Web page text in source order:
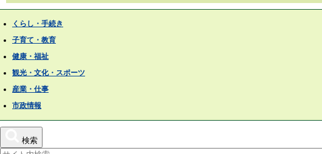
くらし・手続き
子育て・教育
健康・福祉
観光・文化・スポーツ
産業・仕事
市政情報
検索